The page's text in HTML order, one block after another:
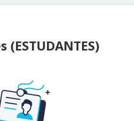
(ESTUDANTES)